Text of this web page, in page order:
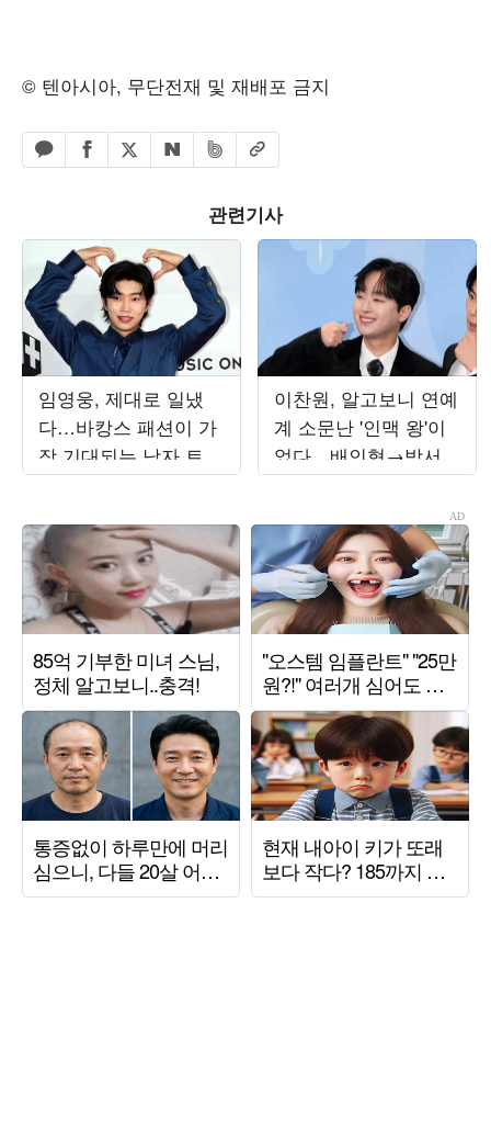
© 텐아시아, 무단전재 및 재배포 금지
카카오톡 공유하기
페이스북 공유하기
엑스 공유하기
네이버 공유하기
밴드 공유하기
URL복사
관련기사
임영웅, 제대로 일냈
다…바캉스 패션이 가
장 기대되는 남자 트로
트 가수 1위 [TEN차트]
이찬원, 알고보니 연예
계 소문난 '인맥 왕'이
었다…배인혁→박서함
파티 초대 ('편스토랑')